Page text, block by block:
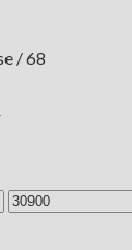
/68
Sorteret
Højeste
pris